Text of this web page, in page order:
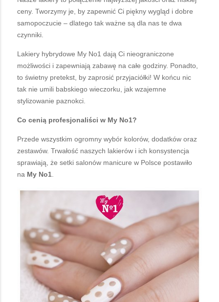
ceny. Tworzymy je, by zapewnić Ci piękny wygląd i dobre
samopoczucie – dlatego tak ważne są dla nas te dwa
czynniki.
Lakiery hybrydowe My No1 dają Ci nieograniczone
możliwości i zapewniają zabawę na całe godziny. Ponadto,
to świetny pretekst, by zaprosić przyjaciółki! W końcu nic
tak nie umili babskiego wieczorku, jak wzajemne
stylizowanie paznokci.
Co cenią profesjonaliści w My No1?
Przede wszystkim ogromny wybór kolorów, dodatków oraz
zestawów. Trwałość naszych lakierów i ich konsystencja
sprawiają, że setki salonów manicure w Polsce postawiło
na My No1